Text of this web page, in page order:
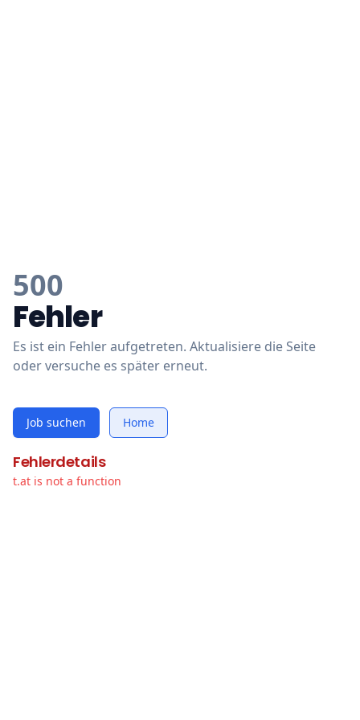
500
Fehler
Es ist ein Fehler aufgetreten. Aktualisiere die Seite
oder versuche es später erneut.
Job suchen Home
Fehlerdetails
t.at is not a function